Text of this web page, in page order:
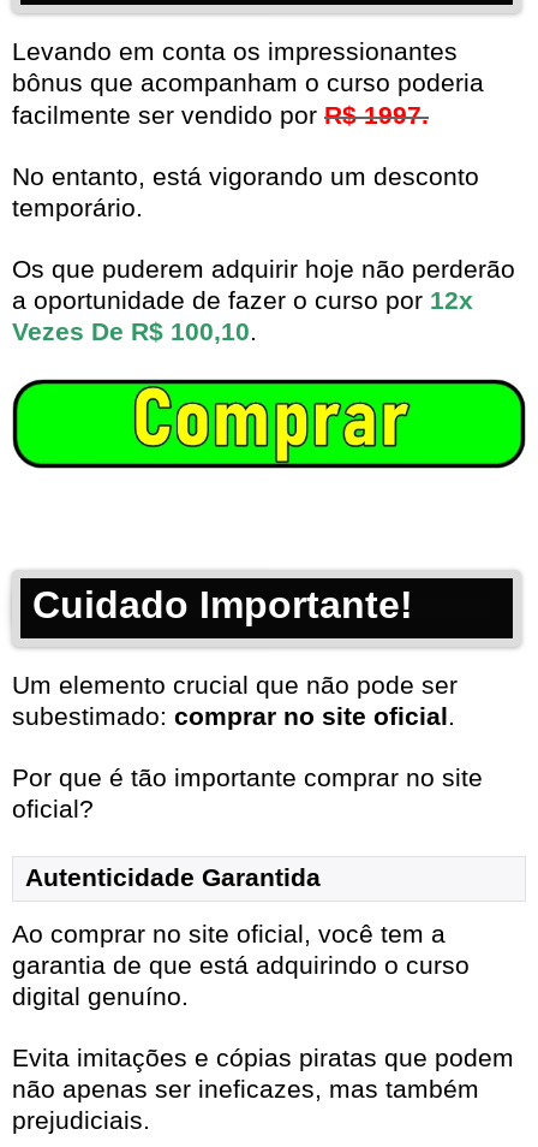
Levando em conta os impressionantes
bônus que acompanham o curso poderia
facilmente ser vendido por R$ 1997.
No entanto, está vigorando um desconto
temporário.
Os que puderem adquirir hoje não perderão
a oportunidade de fazer o curso por 12x
Vezes De R$ 100,10.
Cuidado Importante!
Um elemento crucial que não pode ser
subestimado: comprar no site oficial.
Por que é tão importante comprar no site
oficial?
Autenticidade Garantida
Ao comprar no site oficial, você tem a
garantia de que está adquirindo o curso
digital genuíno.
Evita imitações e cópias piratas que podem
não apenas ser ineficazes, mas também
prejudiciais.